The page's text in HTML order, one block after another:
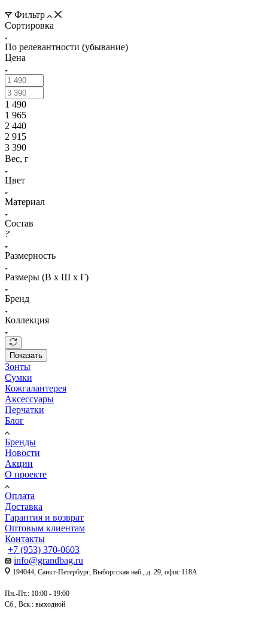
Фильтр
Сортировка
По релевантности (убывание)
Цена
1 490
1 965
2 440
2 915
3 390
Вес, г
Цвет
Материал
Состав
?
Размерность
Размеры (В х Ш х Г)
Бренд
Коллекция
Показать
Зонты
Сумки
Кожгалантерея
Аксессуары
Перчатки
Блог
Бренды
Новости
Акции
О проекте
Оплата
Доставка
Гарантия и возврат
Оптовым клиентам
Контакты
+7 (953) 370-0603
info@grandbag.ru
194044, Санкт-Петербург, Выборгская наб., д. 29, офис 118А
Пн.-Пт.: 10:00 - 19:00
Сб., Вск.: выходной